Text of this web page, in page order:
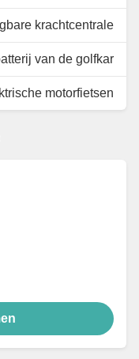
krachtcentrale
van de golfkar
motorfietsen